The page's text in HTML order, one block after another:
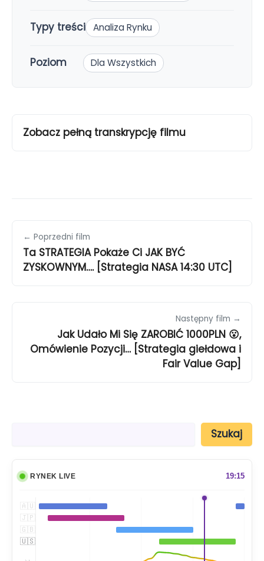
Typy treści Analiza Rynku
Poziom Dla Wszystkich
Zobacz pełną transkrypcję filmu
← Poprzedni film
Ta STRATEGIA Pokaże Ci JAK BYĆ
ZYSKOWNYM…. [Strategia NASA 14:30 UTC]
Następny film →
Jak Udało Mi Się ZAROBIĆ 1000PLN 😮,
Omówienie Pozycji… [Strategia giełdowa i
Fair Value Gap]
Szukaj
RYNEK LIVE 19:15
🇦🇺
🇯🇵
🇬🇧
🇺🇸